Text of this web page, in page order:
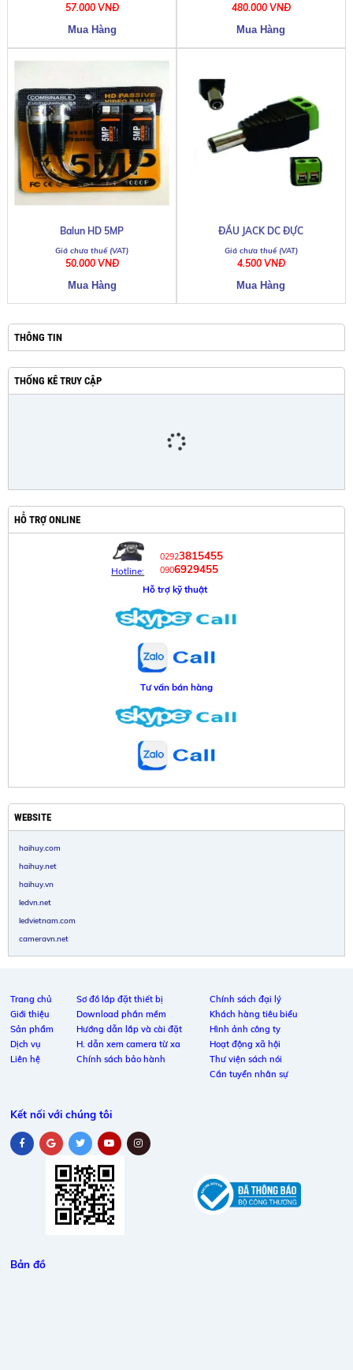
57.000 VNĐ
480.000 VNĐ
Balun HD 5MP
50.000 VNĐ
ĐẦU JACK DC ĐỰC
4.500 VNĐ
THÔNG TIN
THỐNG KÊ TRUY CẬP
HỖ TRỢ ONLINE
Hotline:
02923815455
0906929455
Hỗ trợ kỹ thuật
Tư vấn bán hàng
WEBSITE
haihuy.com
haihuy.net
haihuy.vn
ledvn.net
ledvietnam.com
cameravn.net
Trang chủ
Giới thiệu
Sản phẩm
Dịch vụ
Liên hệ
Sơ đồ lắp đặt thiết bị
Download phần mềm
Hướng dẫn lắp và cài đặt
H. dẫn xem camera từ xa
Chính sách bảo hành
Chính sách đại lý
Khách hàng tiêu biểu
Hình ảnh công ty
Hoạt động xã hội
Thư viện sách nói
Cần tuyển nhân sự
Kết nối với chúng tôi
Bản đồ